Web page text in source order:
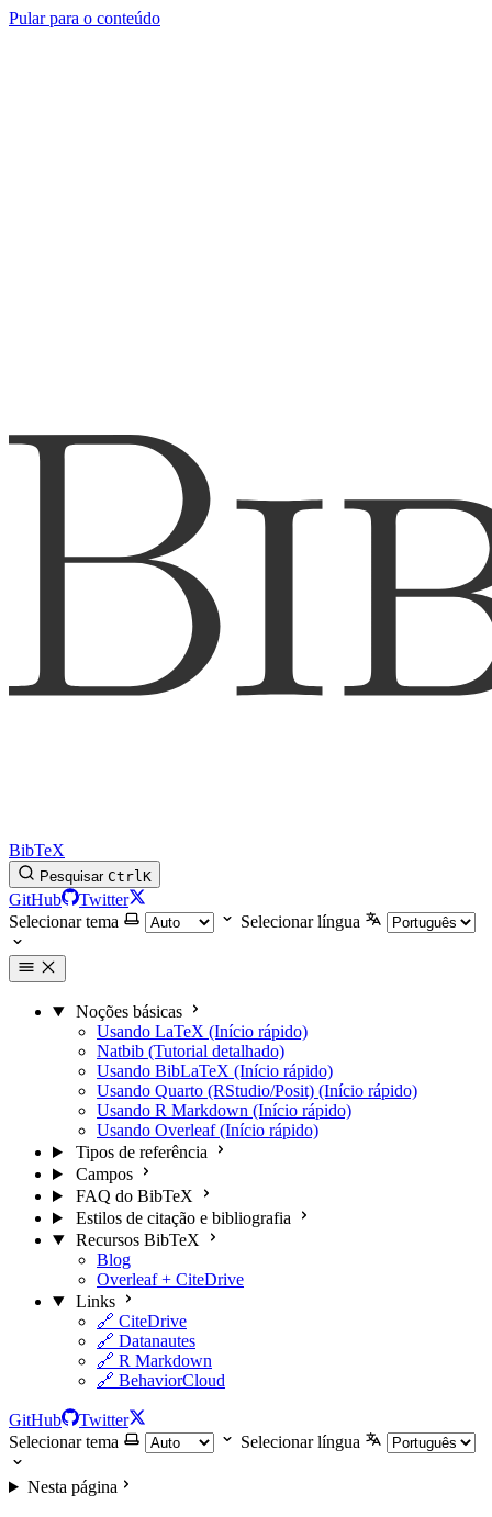
Pular para o conteúdo
BibTeX
Pesquisar CtrlK
GitHub
Twitter
Selecionar tema
Selecionar língua
Noções básicas
Usando LaTeX (Início rápido)
Natbib (Tutorial detalhado)
Usando BibLaTeX (Início rápido)
Usando Quarto (RStudio/Posit) (Início rápido)
Usando R Markdown (Início rápido)
Usando Overleaf (Início rápido)
Tipos de referência
Campos
FAQ do BibTeX
Estilos de citação e bibliografia
Recursos BibTeX
Blog
Overleaf + CiteDrive
Links
🔗 CiteDrive
🔗 Datanautes
🔗 R Markdown
🔗 BehaviorCloud
GitHub
Twitter
Selecionar tema
Selecionar língua
Nesta página